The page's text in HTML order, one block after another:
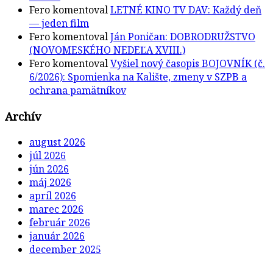
FerokomentovalLETNÉ KINO TV DAV: Každý deň
— jeden film
FerokomentovalJán Poničan: DOBRODRUŽSTVO
(NOVOMESKÉHO NEDEĽA XVIII.)
FerokomentovalVyšiel nový časopis BOJOVNÍK (č.
6/2026): Spomienka na Kalište, zmeny v SZPB a
ochrana pamätníkov
Archív
august 2026
júl 2026
jún 2026
máj 2026
apríl 2026
marec 2026
február 2026
január 2026
december 2025